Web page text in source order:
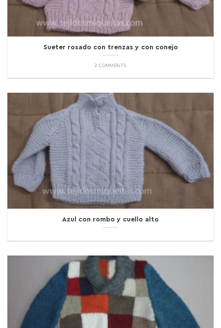
Sueter rosado con trenzas y con conejo
2 COMMENTS
Azul con rombo y cuello alto